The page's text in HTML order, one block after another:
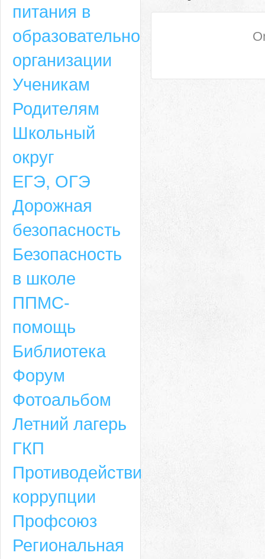
Адрес
6-49, электронный адрес: aja_70@mail.ru
питания в
образовательной
организации
Ученикам
Родителям
Школьный
округ
ЕГЭ, ОГЭ
Дорожная
безопасность
Безопасность
в школе
ППМС-
помощь
Библиотека
Форум
Фотоальбом
Летний лагерь
ГКП
Противодействие
коррупции
Профсоюз
Региональная